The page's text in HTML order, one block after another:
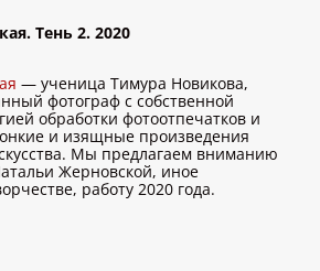
Тень 2. 2020
— ученица Тимура Новикова,
фотограф с собственной
обработки фотоотпечатков и
и изящные произведения
Мы предлагаем вниманию
Жерновской, иное
работу 2020 года.